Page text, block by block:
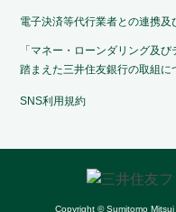
電子決済等代行業者との連携及
「マネー・ローンダリング及
踏まえた三井住友銀行の取組に
SNS利用規約
Copyright © Sumitomo